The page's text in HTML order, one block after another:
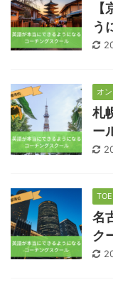
う
オ
札
ー
名
ク